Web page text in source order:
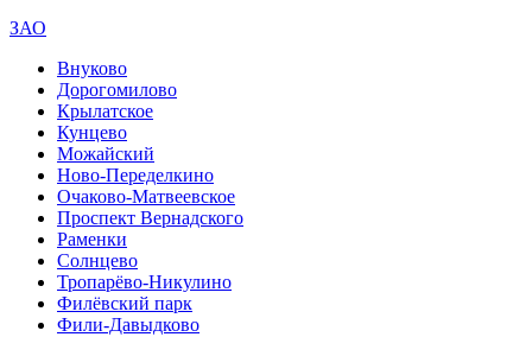
ЗАО
Внуково
Дорогомилово
Крылатское
Кунцево
Можайский
Ново-Переделкино
Очаково-Матвеевское
Проспект Вернадского
Раменки
Солнцево
Тропарёво-Никулино
Филёвский парк
Фили-Давыдково